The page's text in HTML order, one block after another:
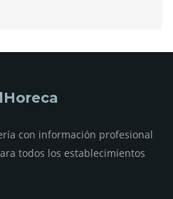
con información profesional
todos los establecimientos